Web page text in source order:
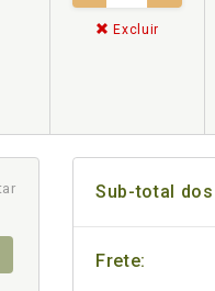
Excluir
Sub-total
Frete: